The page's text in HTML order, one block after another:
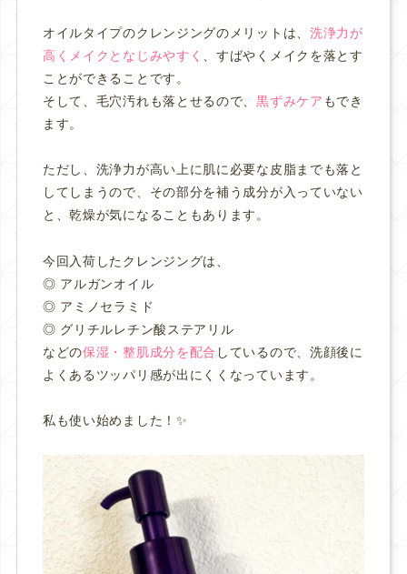
オイルタイプのクレンジングのメリットは、 洗浄力が
高くメイクとなじみやすく 、すばやくメイクを落とす
ことができることです。
そして、毛穴汚れも落とせるので、黒ずみケア もでき
ます。
ただし、洗浄力が高い上に肌に必要な皮脂までも落と
してしまうので、その部分を補う成分が入っていない
と、乾燥が気になることもあります。
今回入荷したクレンジングは、
◎ アルガンオイル
◎ アミノセラミド
◎ グリチルレチン酸ステアリル
などの保湿・整肌成分を配合 しているので、洗顔後に
よくあるツッパリ感が出にくくなっています。
私も使い始めました！✨